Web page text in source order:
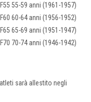
55-59 anni (1961-1957)
60-64 anni (1956-1952)
65-69 anni (1951-1947)
70-74 anni (1946-1942)
sarà allestito negli